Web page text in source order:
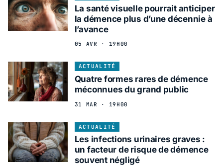
La santé visuelle pourrait anticiper
la démence plus d’une décennie à
l’avance
05 AVR · 19H00
ACTUALITÉ
Quatre formes rares de démence
méconnues du grand public
31 MAR · 19H00
ACTUALITÉ
Les infections urinaires graves :
un facteur de risque de démence
souvent négligé